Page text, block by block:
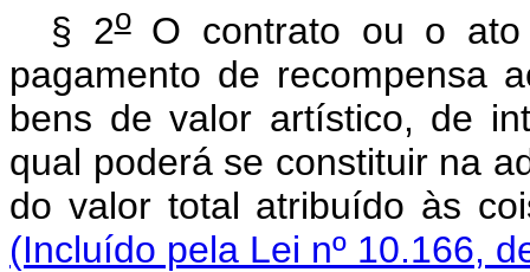
§ 2oO contrato ou o ato
pagamento de recompensa
bens de valor artístico, de
qual poderá se constituir na
do valor total atribuído às
(Incluído pela Lei nº 10.166,